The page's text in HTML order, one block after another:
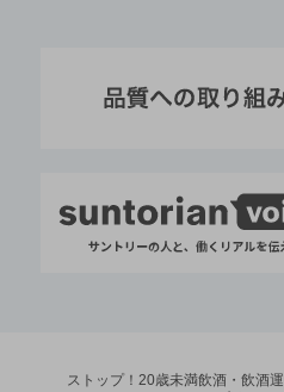
ストップ！20歳未満飲酒・飲酒運